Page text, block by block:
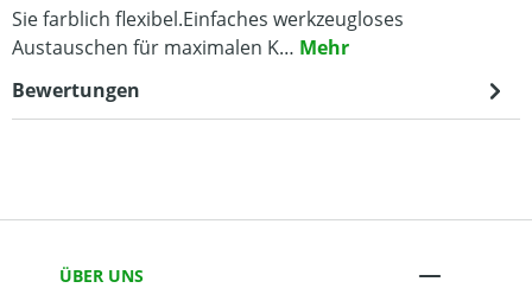
Sie farblich flexibel.Einfaches werkzeugloses
Austauschen für maximalen K… Mehr
Bewertungen
ÜBER UNS